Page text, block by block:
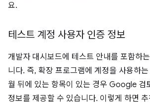
요.
테스트 계정 사용자 인증 정보
개발자 대시보드에 테스트 안내를 포함하
니다. 즉, 확장 프로그램에 계정을 사용하는
월 뒤에 있는 항목이 있는 경우 Google 검
정보를 제공할 수 있습니다. 이렇게 하면